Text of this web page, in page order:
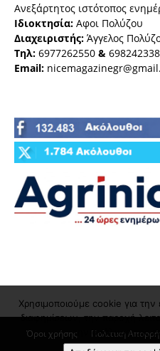
Ανεξάρτητος ιστότοπος
Ιδιοκτησία: Αφοι Πολύζου
Διαχειριστής: Άγγελος
Τηλ: 6977262550 &
Email:
Όροι χρήσης Πολιτική
Χρησιμοποιούμε cookie για
διαφημίσεων, την παροχή
την ανάλυση της